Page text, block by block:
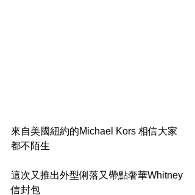
來自美國紐約的Michael Kors 相信大家
都不陌生
這次又推出外型俐落又帶點奢華Whitney
信封包